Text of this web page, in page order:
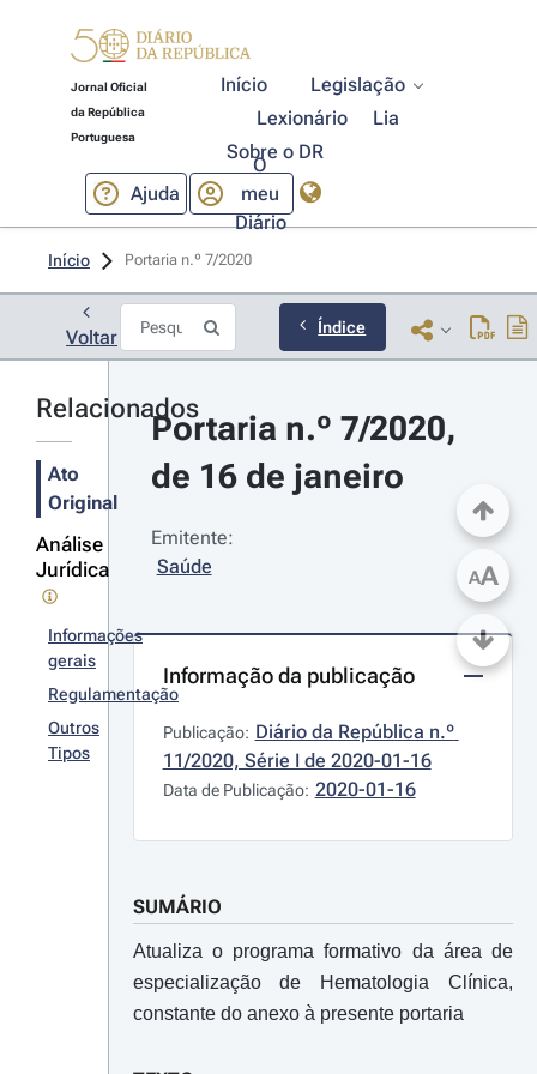
Jornal Oficial
da República
Portuguesa
Início
Legislação
Lexionário
Lia
Sobre o DR
Ajuda
O
meu
Diário
Início Portaria n.º 7/2020
Voltar Índice
Relacionados
Ato
Original
Análise
Jurídica
Informações
gerais
Regulamentação
Outros
Tipos
Portaria n.º 7/2020,
de 16 de janeiro
Emitente:
Saúde
Informação da publicação
Publicação: Diário da República n.º
11/2020, Série I de 2020-01-16
Data de Publicação: 2020-01-16
SUMÁRIO
Atualiza o programa formativo da área de
especialização de Hematologia Clínica,
constante do anexo à presente portaria
AA